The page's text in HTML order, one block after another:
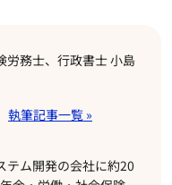
労務士、行政書士 小島
テム開発の会社に約20